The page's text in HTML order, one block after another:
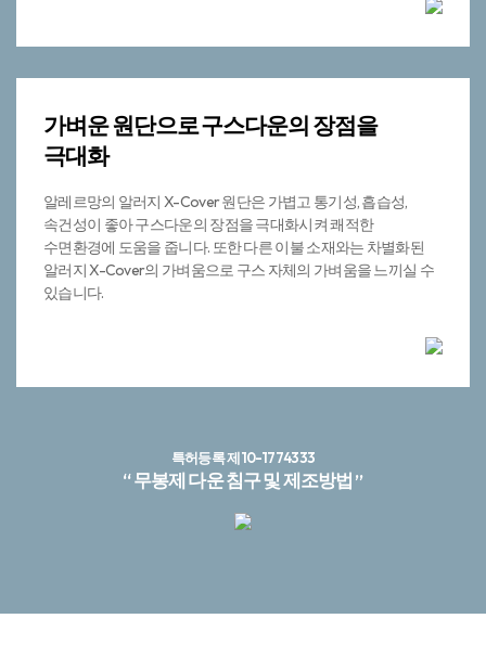
가벼운 원단으로구스다운의 장점을
극대화
알레르망의 알러지 X-Cover 원단은 가볍고 통기성, 흡습성,
속건성이 좋아 구스다운의 장점을 극대화시켜 쾌적한
수면환경에 도움을 줍니다. 또한 다른 이불 소재와는 차별화된
알러지 X-Cover의 가벼움으로 구스 자체의 가벼움을 느끼실 수
있습니다.
특허등록 제10-1774333
“ 무봉제 다운 침구 및 제조방법 ”